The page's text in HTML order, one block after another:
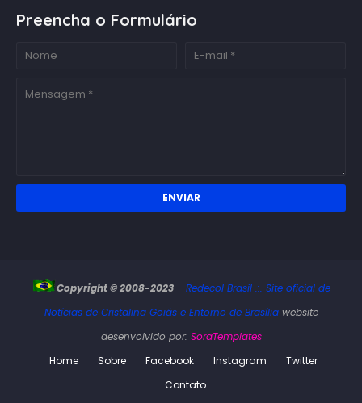
Preencha o Formulário
Copyright © 2008-2023- Redecol Brasil .:. Site oficial de
Notícias de Cristalina Goiás e Entorno de Brasíliawebsite
desenvolvido por: SoraTemplates
Home
Sobre Facebook Instagram
Twitter
Contato